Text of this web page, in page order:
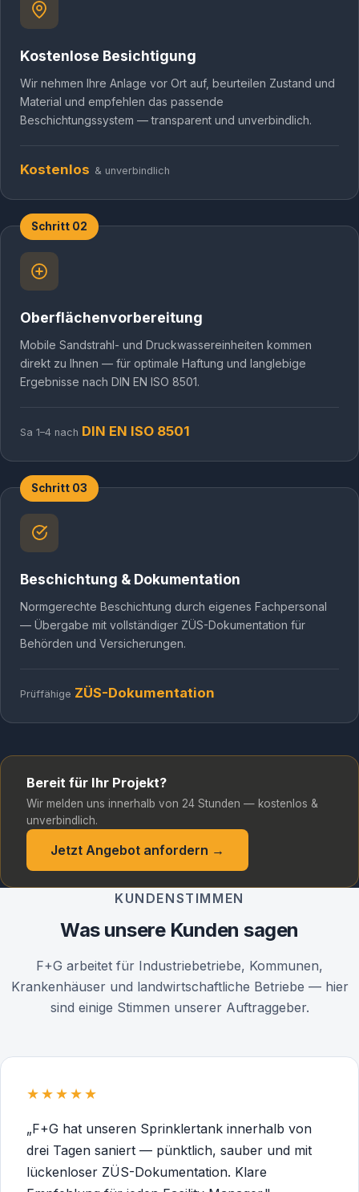
Kostenlose Besichtigung
Wir nehmen Ihre Anlage vor Ort auf, beurteilen Zustand und
Material und empfehlen das passende
Beschichtungssystem — transparent und unverbindlich.
Kostenlos & unverbindlich
Schritt 02
Oberflächenvorbereitung
Mobile Sandstrahl- und Druckwassereinheiten kommen
direkt zu Ihnen — für optimale Haftung und langlebige
Ergebnisse nach DIN EN ISO 8501.
Sa 1–4 nach DIN EN ISO 8501
Schritt 03
Beschichtung & Dokumentation
Normgerechte Beschichtung durch eigenes Fachpersonal
— Übergabe mit vollständiger ZÜS-Dokumentation für
Behörden und Versicherungen.
Prüffähige ZÜS-Dokumentation
Bereit für Ihr Projekt?
Wir melden uns innerhalb von 24 Stunden — kostenlos &
unverbindlich.
Jetzt Angebot anfordern →
KUNDENSTIMMEN
Was unsere Kunden sagen
F+G arbeitet für Industriebetriebe, Kommunen,
Krankenhäuser und landwirtschaftliche Betriebe — hier
sind einige Stimmen unserer Auftraggeber.
★★★★★
„F+G hat unseren Sprinklertank innerhalb von
drei Tagen saniert — pünktlich, sauber und mit
lückenloser ZÜS-Dokumentation. Klare